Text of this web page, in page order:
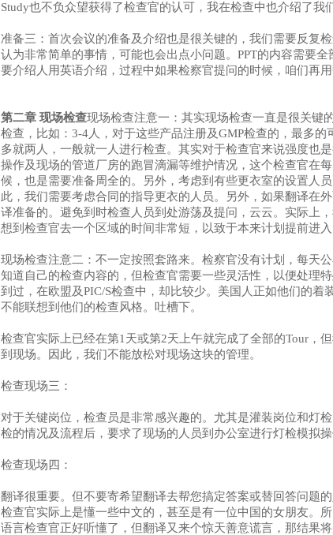
Study也不负众望获得了检查官的认可，我在检查中也介绍了我
准备三： 首次会议的准备及介绍也是很关键的，我们需要反复
认为非常简单的事情，可能也会出点小问题。PPT的内容需要
要介绍人用英语介绍，过程中如果检察官提问的时候，咱们再
第二章 现场检查现场检查注意一： 其实现场检查一直是很关键
检查，比如：3-4人，对于这些产品注册及GMP检查的，最多的
多就两人，一般就一人进行检查。其实对于检查官来说强度也
操作及现场的管道厂房的跑冒滴漏等维护情况，这个检查官在
候，也是需要准备周全的。另外，考虑到有些更衣室的设置人
此，我们需要考虑合同的指导更衣的人员。另外，如果翻译在
译准备的。避免到时检查人员到处游荡及提问，云云。实际上
想到检查官去一个区域的时间非常短，以致于本来计划提前进入
现场检查注意二： 不一定按照套路来。检察官没有计划，每天
知道自己的检查内容的，但检查官需要一些灵活性，以便处理
到过，在欧盟及PIC/S检查中，却比较少。美国人正如他们的
不能联想到他们的检查风格。吐槽下。
检查官实际上已经在第1天或第2天上午就完成了全部的Tour，
到现场。因此，我们不能放松对现场这块的管理。
检查现场三：
对于关键岗位，检查员是非常感兴趣的。尤其是灌装岗位和灯
检的情况及流程后，要求了现场的人员到办公室进行灯检模拟操
检查现场四：
翻译很重要。但不要寄希望翻译去帮您搞定答案或替回答问题
检查官实际上是懂一些中文的，甚至是有一位中国的女朋友。
语言检查官正好听懂了，但翻译又来个惊天善意谎言，那结果